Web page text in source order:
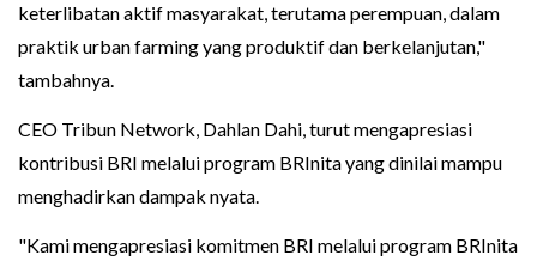
keterlibatan aktif masyarakat, terutama perempuan, dalam
praktik urban farming yang produktif dan berkelanjutan,"
tambahnya.
CEO Tribun Network, Dahlan Dahi, turut mengapresiasi
kontribusi BRI melalui program BRInita yang dinilai mampu
menghadirkan dampak nyata.
"Kami mengapresiasi komitmen BRI melalui program BRInita